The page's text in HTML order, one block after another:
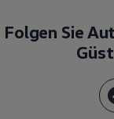
Zubehör
Folgen Sie